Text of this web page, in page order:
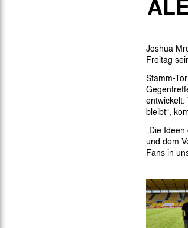
Gegen
Verbotene
Joshua
Freitag
Stamm-
bleibt“,
„Die
und dem
Fans in